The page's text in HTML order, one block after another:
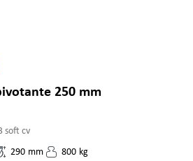
250 mm
soft cv
290 mm 800 kg